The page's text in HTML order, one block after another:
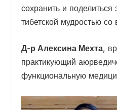
сохранить и поделиться
тибетской мудростью со
Д-р Алексина Мехта,
практикующий
функциональную